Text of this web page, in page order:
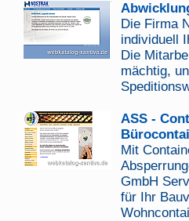
Die Firma
individuell
Die
mächtig,
ASS -
Mit
GmbH
für Ihr